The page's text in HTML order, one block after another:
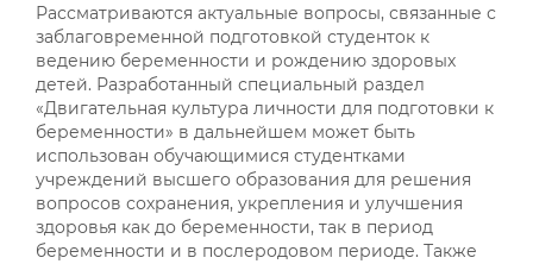
Рассматриваются актуальные вопросы, связанные с
заблаговременной подготовкой студенток к
ведению беременности и рождению здоровых
детей. Разработанный специальный раздел
«Двигательная культура личности для подготовки к
беременности» в дальнейшем может быть
использован обучающимися студентками
учреждений высшего образования для решения
вопросов сохранения, укрепления и улучшения
здоровья как до беременности, так в период
беременности и в послеродовом периоде. Также